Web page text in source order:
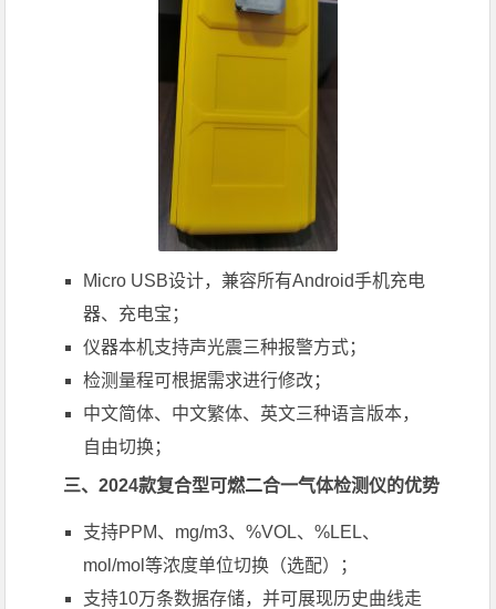
Micro USB设计，兼容所有Android手机充电
器、充电宝；
仪器本机支持声光震三种报警方式；
检测量程可根据需求进行修改；
中文简体、中文繁体、英文三种语言版本，
自由切换；
三、2024款复合型可燃二合一气体检测仪的优势
支持PPM、mg/m3、%VOL、%LEL、
mol/mol等浓度单位切换（选配）；
支持10万条数据存储，并可展现历史曲线走